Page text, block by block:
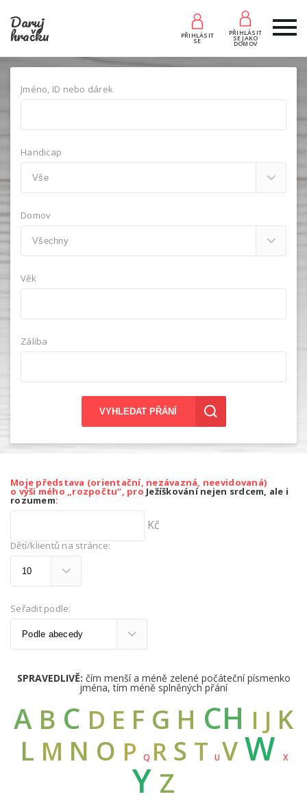
Daruj
hračku PŘIHLÁSIT
SE
PŘIHLÁSIT
SE JAKO
DOMOV
Jméno, ID nebo dárek
Handicap
Domov
Věk
Záliba
VYHLEDAT PŘÁNÍ
Moje představa (orientační, nezávazná, neevidovaná)
o výši mého „rozpočtu“, pro Ježíškování nejen srdcem, ale i
rozumem:
Kč
Dětí/klientů na stránce:
Seřadit podle:
SPRAVEDLIVĚ: čím menší a méně zelené počáteční písmenko
jména, tím méně splněných přání
A B C D E F G H CH I J K
L M N O P Q R S T U VW X
Y Z